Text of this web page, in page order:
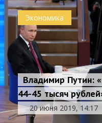
Экономика
Владимир Путин:
44-45 тысяч
20 июня 2019, 14:17